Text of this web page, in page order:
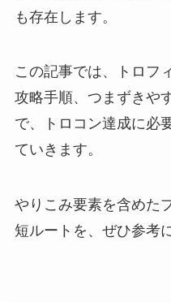
も存在します。
この記事では、トロフ
攻略手順、つまずきや
で、トロコン達成に必
ていきます。
やりこみ要素を含めた
短ルートを、ぜひ参考